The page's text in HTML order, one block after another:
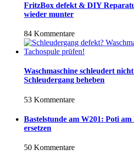
FritzBox defekt & DIY
wieder munter
84 Kommentare
Waschmaschine schleudert
Schleudergang beheben
53 Kommentare
Bastelstunde am W201: Poti
ersetzen
50 Kommentare